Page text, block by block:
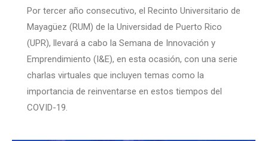
Por tercer año consecutivo, el Recinto Universitario de
Mayagüez (RUM) de la Universidad de Puerto Rico
(UPR), llevará a cabo la Semana de Innovación y
Emprendimiento (I&E), en esta ocasión, con una serie
charlas virtuales que incluyen temas como la
importancia de reinventarse en estos tiempos del
COVID-19.